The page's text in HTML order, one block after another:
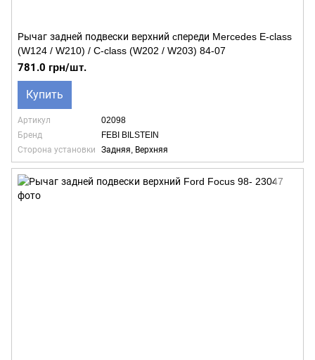
Рычаг задней подвески верхний cпереди Mercedes E-class
(W124 / W210) / C-class (W202 / W203) 84-07
781.0 грн/шт.
Купить
Артикул
02098
Бренд
FEBI BILSTEIN
Сторона установки
Задняя, Верхняя